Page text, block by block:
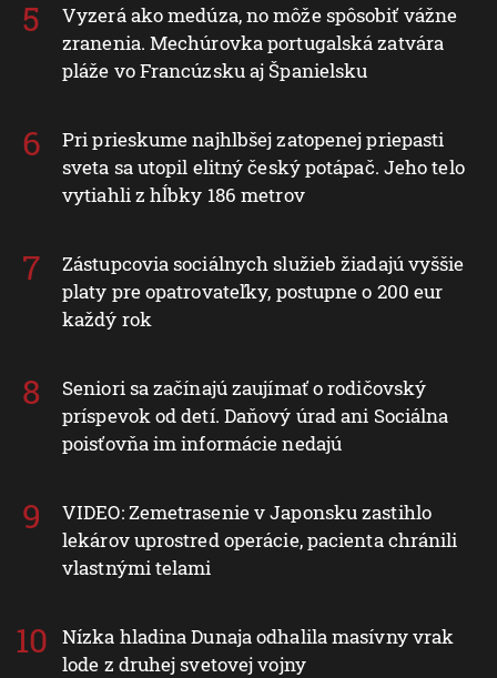
Vyzerá ako medúza, no môže spôsobiť vážne
zranenia. Mechúrovka portugalská zatvára
pláže vo Francúzsku aj Španielsku
Pri prieskume najhlbšej zatopenej priepasti
sveta sa utopil elitný český potápač. Jeho telo
vytiahli z hĺbky 186 metrov
Zástupcovia sociálnych služieb žiadajú vyššie
platy pre opatrovateľky, postupne o 200 eur
každý rok
Seniori sa začínajú zaujímať o rodičovský
príspevok od detí. Daňový úrad ani Sociálna
poisťovňa im informácie nedajú
VIDEO: Zemetrasenie v Japonsku zastihlo
lekárov uprostred operácie, pacienta chránili
vlastnými telami
Nízka hladina Dunaja odhalila masívny vrak
lode z druhej svetovej vojny